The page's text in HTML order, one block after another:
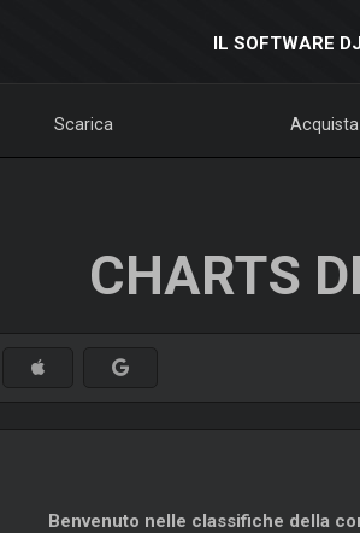
IL SOFTWARE
Scarica Acquista
CHARTS
Benvenuto nelle classifiche della